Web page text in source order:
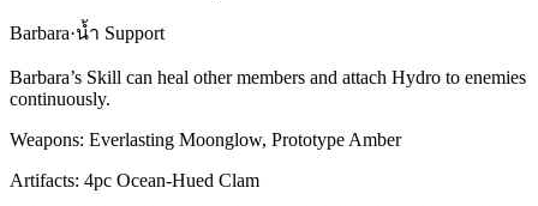
Barbara·น้ำ Support
Barbara’s Skill can heal other members and attach Hydro to enemies
continuously.
Weapons: Everlasting Moonglow, Prototype Amber
Artifacts: 4pc Ocean-Hued Clam